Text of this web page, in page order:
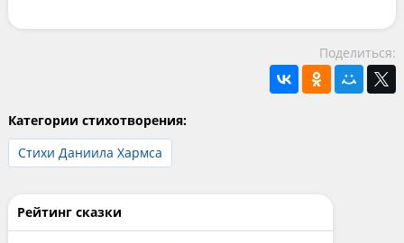
Поделиться:
Категории стихотворения:
Стихи Даниила Хармса
Рейтинг сказки